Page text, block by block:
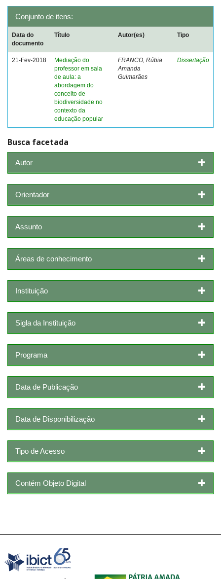
Conjunto de itens:
Data do
documento
Título Autor(es) Tipo
21-Fev-2018
Mediação do
professor em sala
de aula: a
abordagem do
conceito de
biodiversidade no
contexto da
educação popular
FRANCO, Rúbia
Amanda
Guimarães
Dissertação
Busca facetada
Autor
Orientador
Assunto
Áreas de conhecimento
Instituição
Sigla da Instituição
Programa
Data de Publicação
Data de Disponibilização
Tipo de Acesso
Contém Objeto Digital